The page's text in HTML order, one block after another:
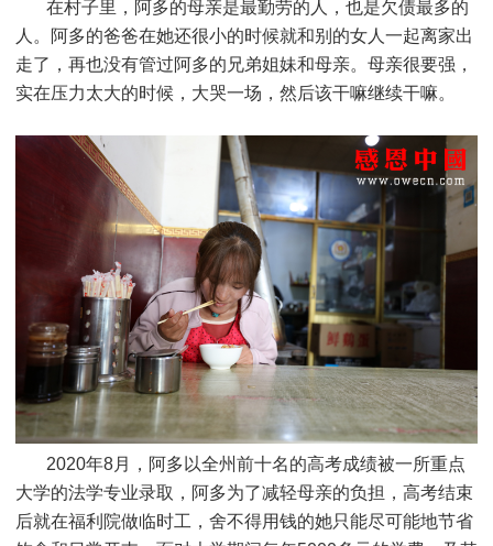
在村子里，阿多的母亲是最勤劳的人，也是欠债最多的
人。阿多的爸爸在她还很小的时候就和别的女人一起离家出
走了，再也没有管过阿多的兄弟姐妹和母亲。母亲很要强，
实在压力太大的时候，大哭一场，然后该干嘛继续干嘛。
2020年8月，阿多以全州前十名的高考成绩被一所重点
大学的法学专业录取，阿多为了减轻母亲的负担，高考结束
后就在福利院做临时工，舍不得用钱的她只能尽可能地节省